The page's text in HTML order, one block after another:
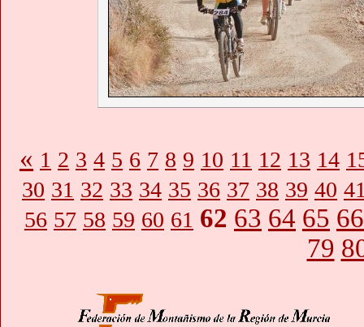
« 1 2 3 4 5 6 7 8 9 10 11 12 13 14
30 31 32 33 34 35 36 37 38 39 40
56 57 58 59 60 61 62 63 64 65 66
79